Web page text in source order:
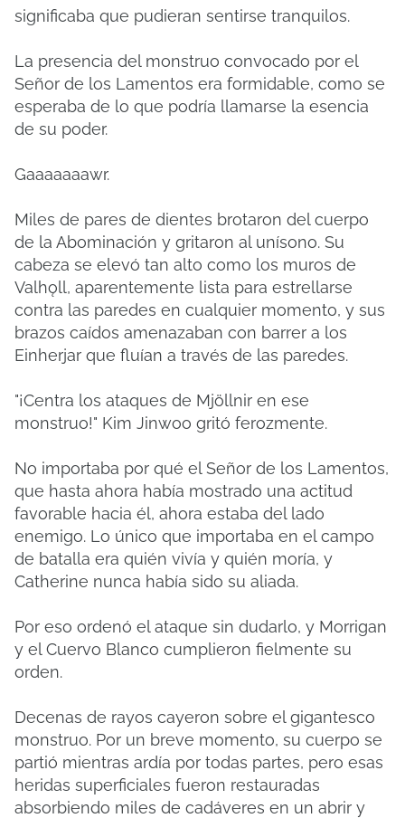
significaba que pudieran sentirse tranquilos.
La presencia del monstruo convocado por el
Señor de los Lamentos era formidable, como se
esperaba de lo que podría llamarse la esencia
de su poder.
Gaaaaaaawr.
Miles de pares de dientes brotaron del cuerpo
de la Abominación y gritaron al unísono. Su
cabeza se elevó tan alto como los muros de
Valhǫll, aparentemente lista para estrellarse
contra las paredes en cualquier momento, y sus
brazos caídos amenazaban con barrer a los
Einherjar que fluían a través de las paredes.
"¡Centra los ataques de Mjöllnir en ese
monstruo!" Kim Jinwoo gritó ferozmente.
No importaba por qué el Señor de los Lamentos,
que hasta ahora había mostrado una actitud
favorable hacia él, ahora estaba del lado
enemigo. Lo único que importaba en el campo
de batalla era quién vivía y quién moría, y
Catherine nunca había sido su aliada.
Por eso ordenó el ataque sin dudarlo, y Morrigan
y el Cuervo Blanco cumplieron fielmente su
orden.
Decenas de rayos cayeron sobre el gigantesco
monstruo. Por un breve momento, su cuerpo se
partió mientras ardía por todas partes, pero esas
heridas superficiales fueron restauradas
absorbiendo miles de cadáveres en un abrir y